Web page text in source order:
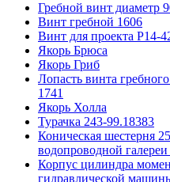
Гребной винт диаметр
Винт гребной 1606
Винт для проекта Р14-
Якорь Брюса
Якорь Гриб
Лопасть винта
1741
Якорь Холла
Турачка 243-99.18383
Коническая шестерня
водопроводной
Корпус цилиндра
гидравлической